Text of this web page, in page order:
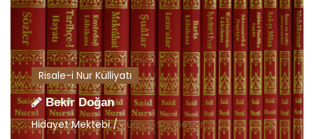
Risale-i Nur Külliyatı
Bekir Doğan
Hidayet Mektebi /Türkçe Sohbetler